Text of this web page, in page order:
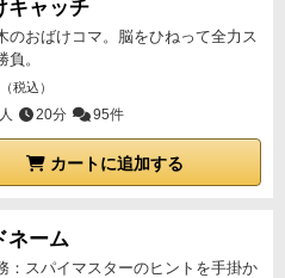
キャッチ
のおばけコマ。脳をひねって全力ス
負。
（税込）
20分 95件
カートに追加する
ネーム
：スパイマスターのヒントを手掛か